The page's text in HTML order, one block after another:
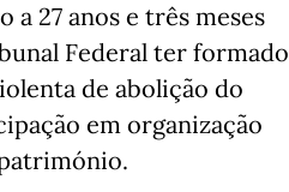
a 27 anos e três meses
Federal ter formado
de abolição do
em organização